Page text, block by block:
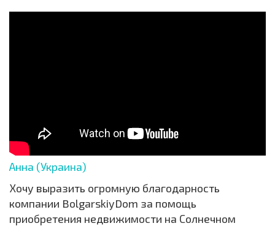
Анна (Украина)
Хочу выразить огромную благодарность
компании BolgarskiyDom за помощь
приобретения недвижимости на Солнечном